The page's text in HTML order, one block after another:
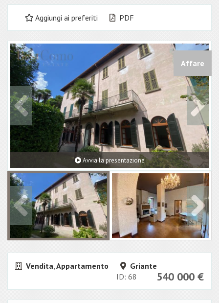
Aggiungi ai preferiti PDF
Avvia la presentazione
Affare
Vendita,Appartamento Griante
540 000 €
ID: 68